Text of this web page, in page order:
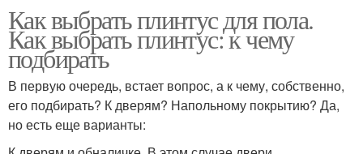
Как выбрать плинтус для пола.
Как выбрать плинтус: к чему
подбирать
В первую очередь, встает вопрос, а к чему, собственно,
его подбирать? К дверям? Напольному покрытию? Да,
но есть еще варианты: